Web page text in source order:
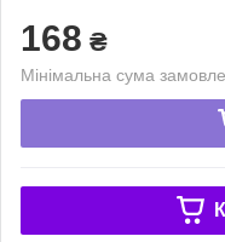
168 ₴
Мінімальна сума